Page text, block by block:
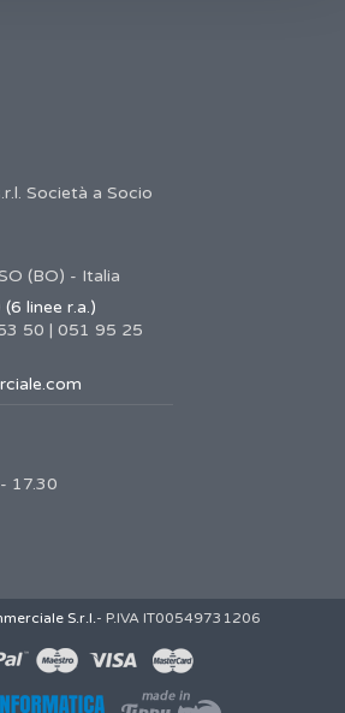
Società a Socio
(BO) - Italia
linee r.a.)
50 | 051 95 25
17.30
S.r.l.- P.IVA IT00549731206